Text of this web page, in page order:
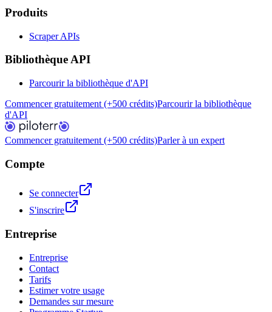
Produits
Scraper APIs
Bibliothèque API
Parcourir la bibliothèque d'API
Commencer gratuitement (+500 crédits)Parcourir la bibliothèque
d'API
Commencer gratuitement (+500 crédits)Parler à un expert
Compte
Se connecter
S'inscrire
Entreprise
Entreprise
Contact
Tarifs
Estimer votre usage
Demandes sur mesure